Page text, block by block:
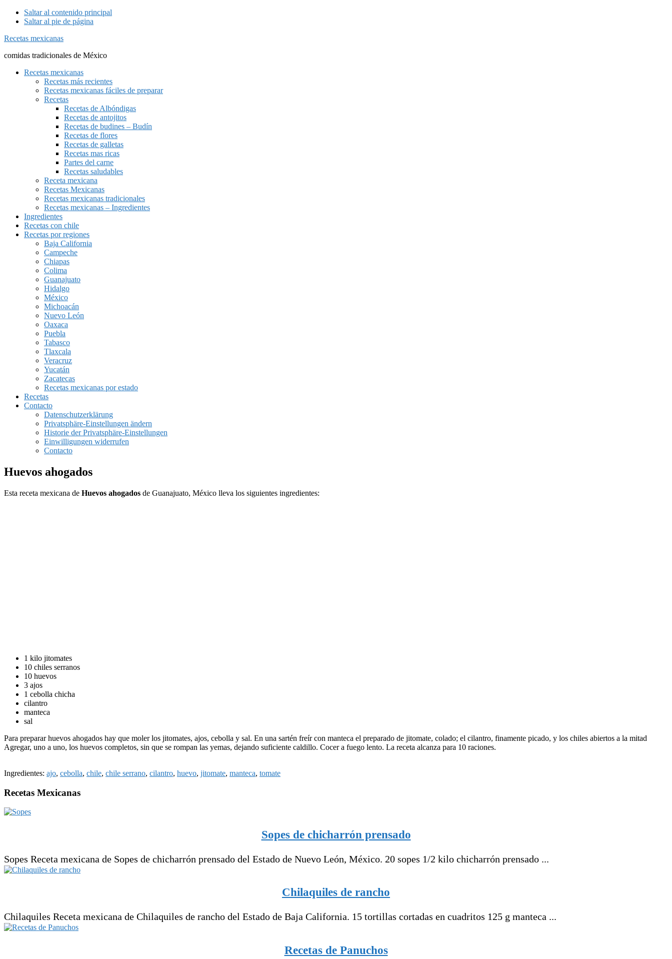
Saltar al contenido principal
Saltar al pie de página
Recetas mexicanas
comidas tradicionales de México
Recetas mexicanas
Recetas más recientes
Recetas mexicanas fáciles de preparar
Recetas
Recetas de Albóndigas
Recetas de antojitos
Recetas de budines – Budín
Recetas de flores
Recetas de galletas
Recetas mas ricas
Partes del carne
Recetas saludables
Receta mexicana
Recetas Mexicanas
Recetas mexicanas tradicionales
Recetas mexicanas – Ingredientes
Ingredientes
Recetas con chile
Recetas por regiones
Baja California
Campeche
Chiapas
Colima
Guanajuato
Hidalgo
México
Michoacán
Nuevo León
Oaxaca
Puebla
Tabasco
Tlaxcala
Veracruz
Yucatán
Zacatecas
Recetas mexicanas por estado
Recetas
Contacto
Datenschutzerklärung
Privatsphäre-Einstellungen ändern
Historie der Privatsphäre-Einstellungen
Einwilligungen widerrufen
Contacto
Huevos ahogados
Esta receta mexicana de Huevos ahogados de Guanajuato, México lleva los siguientes ingredientes:
1 kilo jitomates
10 chiles serranos
10 huevos
3 ajos
1 cebolla chicha
cilantro
manteca
sal
Para preparar huevos ahogados hay que moler los jitomates, ajos, cebolla y sal. En una sartén freír con manteca el preparado de jitomate, colado; el cilantro, finamente picado, y los chiles abiertos a la mitad
Agregar, uno a uno, los huevos completos, sin que se rompan las yemas, dejando suficiente caldillo. Cocer a fuego lento. La receta alcanza para 10 raciones.
Ingredientes: ajo, cebolla, chile, chile serrano, cilantro, huevo, jitomate, manteca, tomate
Recetas Mexicanas
Sopes de chicharrón prensado
Sopes Receta mexicana de Sopes de chicharrón prensado del Estado de Nuevo León, México. 20 sopes 1/2 kilo chicharrón prensado ...
Chilaquiles de rancho
Chilaquiles Receta mexicana de Chilaquiles de rancho del Estado de Baja California. 15 tortillas cortadas en cuadritos 125 g manteca ...
Recetas de Panuchos